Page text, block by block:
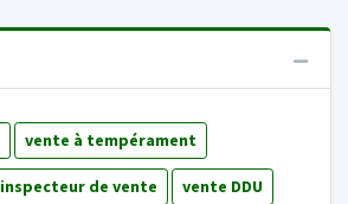
vente à tempérament
inspecteur de vente vente DDU